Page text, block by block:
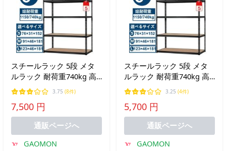
スチールラック 5段 メタ
ルラック 耐荷重740kg 高
さ調節可能 組立簡単 防錆
頑丈 収納ラック 収納棚 工
場 倉庫 ガレージ 業務用
家庭用 幅90×奥行46×高さ
3.75 (8件)
7,500 円
通販ページへ
GAOMON
スチールラック 5段 メタ
ルラック 耐荷重740kg 高
さ調節可能 組立簡単 防錆
頑丈 収納ラック 収納棚 工
場 倉庫 ガレージ 業務用
家庭用 幅75×奥行31×高さ
3.25 (4件)
5,700 円
通販ページへ
GAOMON